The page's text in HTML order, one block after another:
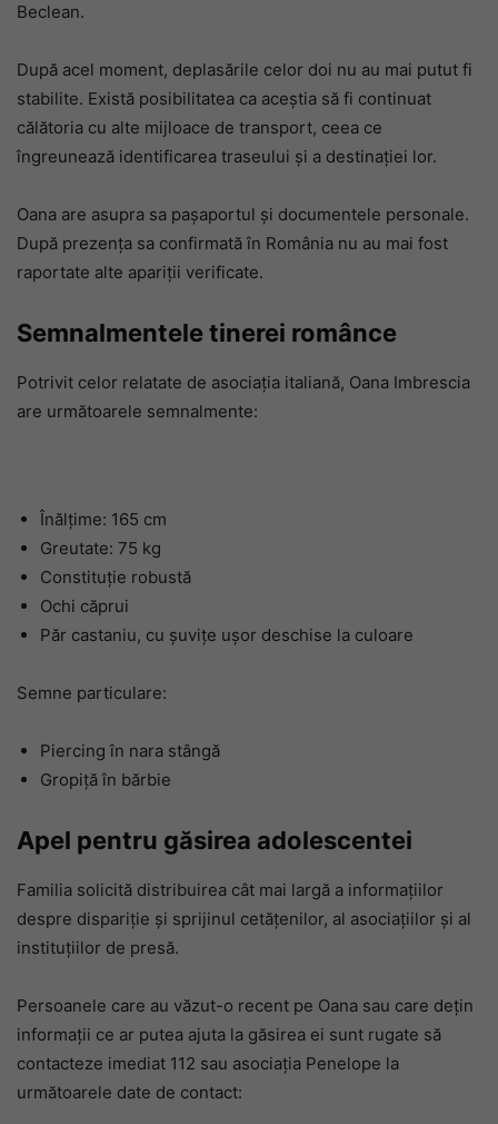
Beclean.
După acel moment, deplasările celor doi nu au mai putut fi
stabilite. Există posibilitatea ca aceștia să fi continuat
călătoria cu alte mijloace de transport, ceea ce
îngreunează identificarea traseului și a destinației lor.
Oana are asupra sa pașaportul și documentele personale.
După prezența sa confirmată în România nu au mai fost
raportate alte apariții verificate.
Semnalmentele tinerei românce
Potrivit celor relatate de asociația italiană, Oana Imbrescia
are următoarele semnalmente:
Înălțime: 165 cm
Greutate: 75 kg
Constituție robustă
Ochi căprui
Păr castaniu, cu șuvițe ușor deschise la culoare
Semne particulare:
Piercing în nara stângă
Gropiță în bărbie
Apel pentru găsirea adolescentei
Familia solicită distribuirea cât mai largă a informațiilor
despre dispariție și sprijinul cetățenilor, al asociațiilor și al
instituțiilor de presă.
Persoanele care au văzut-o recent pe Oana sau care dețin
informații ce ar putea ajuta la găsirea ei sunt rugate să
contacteze imediat 112 sau asociația Penelope la
următoarele date de contact: